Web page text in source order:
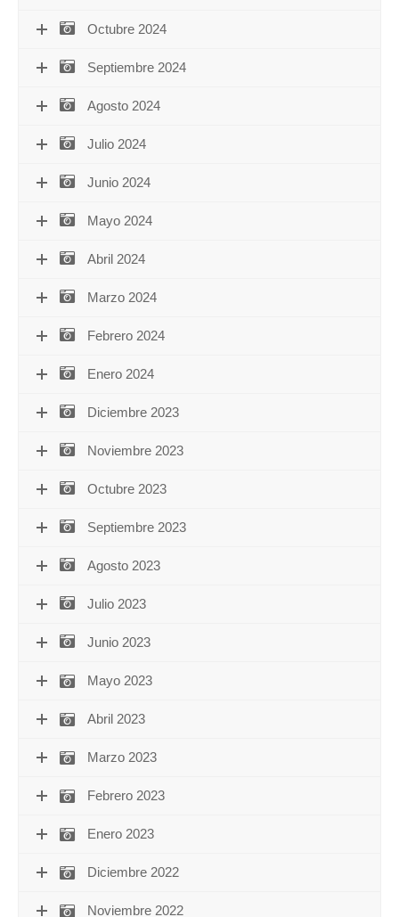
Octubre 2024
Septiembre 2024
Agosto 2024
Julio 2024
Junio 2024
Mayo 2024
Abril 2024
Marzo 2024
Febrero 2024
Enero 2024
Diciembre 2023
Noviembre 2023
Octubre 2023
Septiembre 2023
Agosto 2023
Julio 2023
Junio 2023
Mayo 2023
Abril 2023
Marzo 2023
Febrero 2023
Enero 2023
Diciembre 2022
Noviembre 2022